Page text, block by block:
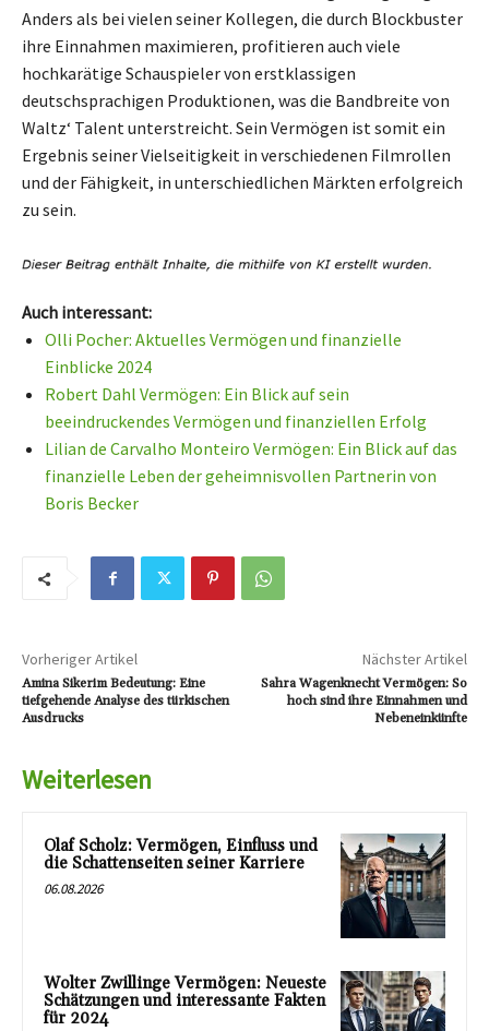
Anders als bei vielen seiner Kollegen, die durch Blockbuster
ihre Einnahmen maximieren, profitieren auch viele
hochkarätige Schauspieler von erstklassigen
deutschsprachigen Produktionen, was die Bandbreite von
Waltz‘ Talent unterstreicht. Sein Vermögen ist somit ein
Ergebnis seiner Vielseitigkeit in verschiedenen Filmrollen
und der Fähigkeit, in unterschiedlichen Märkten erfolgreich
zu sein.
Auch interessant:
Olli Pocher: Aktuelles Vermögen und finanzielle
Einblicke 2024
Robert Dahl Vermögen: Ein Blick auf sein
beeindruckendes Vermögen und finanziellen Erfolg
Lilian de Carvalho Monteiro Vermögen: Ein Blick auf das
finanzielle Leben der geheimnisvollen Partnerin von
Boris Becker
Vorheriger Artikel
Amina Sikerim Bedeutung: Eine
tiefgehende Analyse des türkischen
Ausdrucks
Nächster Artikel
Sahra Wagenknecht Vermögen: So
hoch sind ihre Einnahmen und
Nebeneinkünfte
Weiterlesen
Olaf Scholz: Vermögen, Einfluss und
die Schattenseiten seiner Karriere
06.08.2026
Wolter Zwillinge Vermögen: Neueste
Schätzungen und interessante Fakten
für 2024